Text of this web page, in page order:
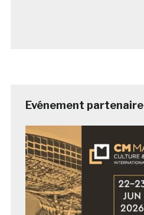
Evénement partenaire